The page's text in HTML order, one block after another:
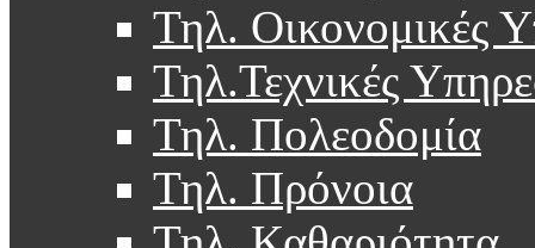
Τηλ. Οικονομικές
Τηλ.Τεχνικές
Τηλ. Πολεοδομία
Τηλ. Πρόνοια